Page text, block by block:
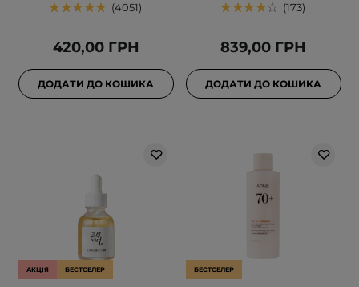
4051
420,00 ГРН
ДОДАТИ ДО КОШИКА
173
839,00 ГРН
ДОДАТИ ДО КОШИКА
АКЦІЯ БЕСТСЕЛЕР БЕСТСЕЛЕР